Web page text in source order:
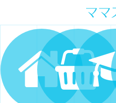
ママの才能発信
表現ステージ マ
ンスを表現した
ま